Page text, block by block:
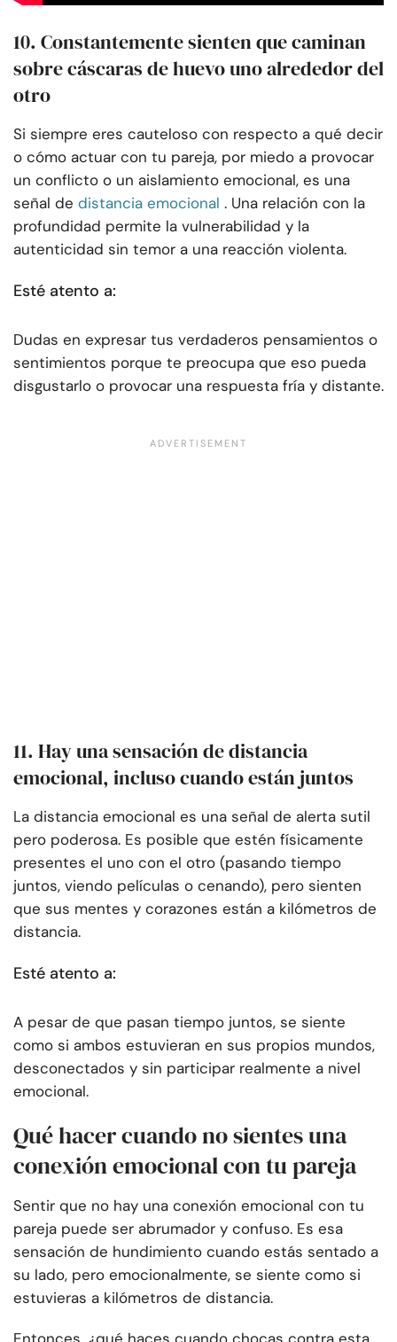
10. Constantemente sienten que caminan
sobre cáscaras de huevo uno alrededor del
otro
Si siempre eres cauteloso con respecto a qué decir
o cómo actuar con tu pareja, por miedo a provocar
un conflicto o un aislamiento emocional, es una
señal de distancia emocional . Una relación con la
profundidad permite la vulnerabilidad y la
autenticidad sin temor a una reacción violenta.
Esté atento a:
Dudas en expresar tus verdaderos pensamientos o
sentimientos porque te preocupa que eso pueda
disgustarlo o provocar una respuesta fría y distante.
11. Hay una sensación de distancia
emocional, incluso cuando están juntos
La distancia emocional es una señal de alerta sutil
pero poderosa. Es posible que estén físicamente
presentes el uno con el otro (pasando tiempo
juntos, viendo películas o cenando), pero sienten
que sus mentes y corazones están a kilómetros de
distancia.
Esté atento a:
A pesar de que pasan tiempo juntos, se siente
como si ambos estuvieran en sus propios mundos,
desconectados y sin participar realmente a nivel
emocional.
Qué hacer cuando no sientes una
conexión emocional con tu pareja
Sentir que no hay una conexión emocional con tu
pareja puede ser abrumador y confuso. Es esa
sensación de hundimiento cuando estás sentado a
su lado, pero emocionalmente, se siente como si
estuvieras a kilómetros de distancia.